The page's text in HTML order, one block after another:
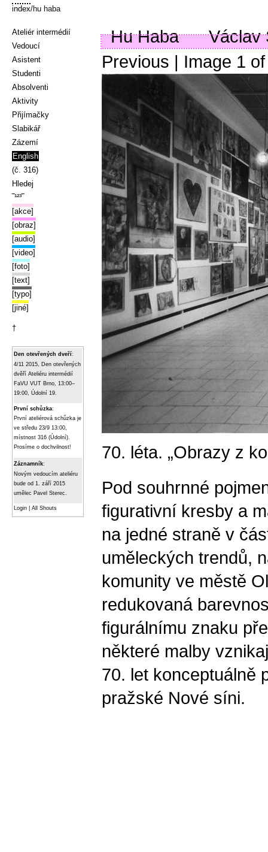
index/hu haba
Ateliér intermédií
Vedoucí
Asistent
Studenti
Absolventi
Aktivity
Přijímačky
Slabikář
Zázemí
English
(č. 316)
Hledej
‾¹²³‾
[akce]
[obraz]
[audio]
[video]
[foto]
[text]
[typo]
[jiné]
†
Den otevřených dveří:
4/11 2015, Den otevřených
dvěří Ateliéru intermédií
FaVU VUT Brno, 13:00–
19:00, Údolní 19.
První schůzka:
První ateliérová schůzka je
ve středu 23/9 13:00,
místnost 316 (Údolní).
Prosíme o dochvilnost!
Záznamník:
Novým vedoucím ateliéru
bude od 1. září 2015
umělec Pavel Sterec.
Login All Shouts
Hu Haba
Václav
Previous | Image 1
70. léta. „Obrazy z
Pod souhrnné
figurativní kresby a
na jedné straně v
uměleckých trendů,
komunity ve městě
redukovaná
figurálnímu znaku
některé malby
70. let konceptuálně
pražské Nové síni.